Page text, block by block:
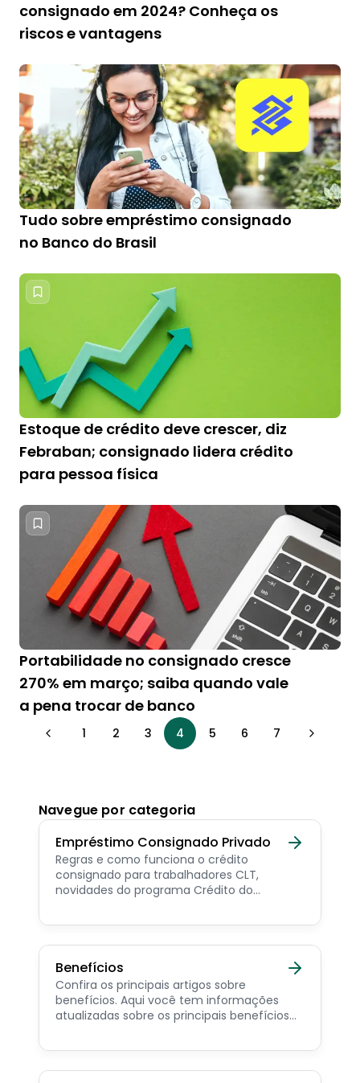
consignado em 2024? Conheça os
riscos e vantagens
Tudo sobre empréstimo consignado
no Banco do Brasil
Estoque de crédito deve crescer, diz
Febraban; consignado lidera crédito
para pessoa física
Portabilidade no consignado cresce
270% em março; saiba quando vale
a pena trocar de banco
1 2 3 4 5 6 7
Navegue por categoria
Empréstimo Consignado Privado
Regras e como funciona o crédito
consignado para trabalhadores CLT,
novidades do programa Crédito do
consignado privado.
Benefícios
Confira os principais artigos sobre
benefícios. Aqui você tem informações
atualizadas sobre os principais benefícios
pensionista e beneficiários de programas